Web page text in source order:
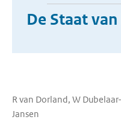
De Staat
R van Dorland, W
Jansen